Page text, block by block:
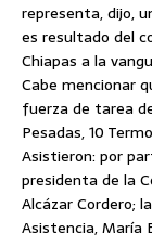
representa, dijo,
es resultado del
Chiapas a la
Cabe mencionar
fuerza de tarea
Pesadas, 10
Asistieron: por
presidenta de la
Alcázar Cordero;
Asistencia, María